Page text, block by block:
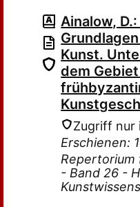
Ainalow,
Kunst.
dem
Zugriff nur
Erschienen:
Repertorium
- Band 26 -